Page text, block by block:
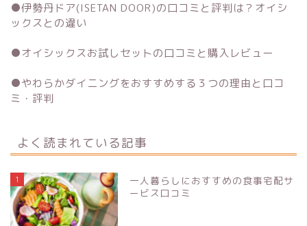
●伊勢丹ドア(ISETAN DOOR)の口コミと評判は？オイシ
ックスとの違い
●オイシックスお試しセットの口コミと購入レビュー
●やわらかダイニングをおすすめする３つの理由と口コ
ミ・評判
よく読まれている記事
1
一人暮らしにおすすめの食事宅配サ
ービス口コミ